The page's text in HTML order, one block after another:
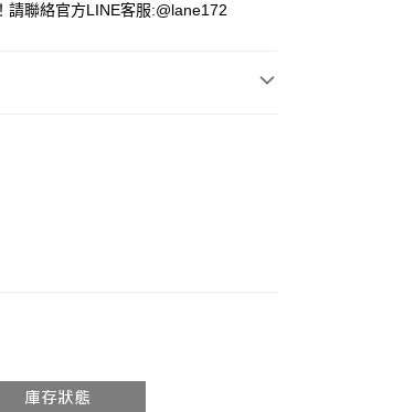
含以上)免運費
聯絡官方LINE客服:@lane172